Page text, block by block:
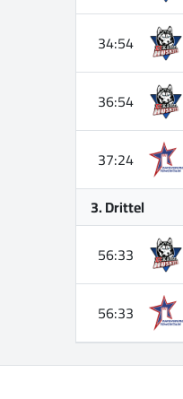
34:54
36:54
37:24
3. Drittel
56:33
56:33